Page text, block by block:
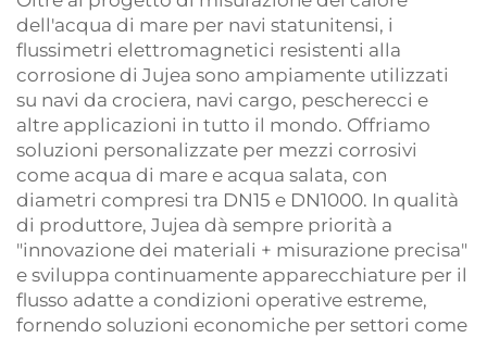
dell'acqua di mare per navi statunitensi, i
flussimetri elettromagnetici resistenti alla
corrosione di Jujea sono ampiamente utilizzati
su navi da crociera, navi cargo, pescherecci e
altre applicazioni in tutto il mondo. Offriamo
soluzioni personalizzate per mezzi corrosivi
come acqua di mare e acqua salata, con
diametri compresi tra DN15 e DN1000. In qualità
di produttore, Jujea dà sempre priorità a
"innovazione dei materiali + misurazione precisa"
e sviluppa continuamente apparecchiature per il
flusso adatte a condizioni operative estreme,
fornendo soluzioni economiche per settori come